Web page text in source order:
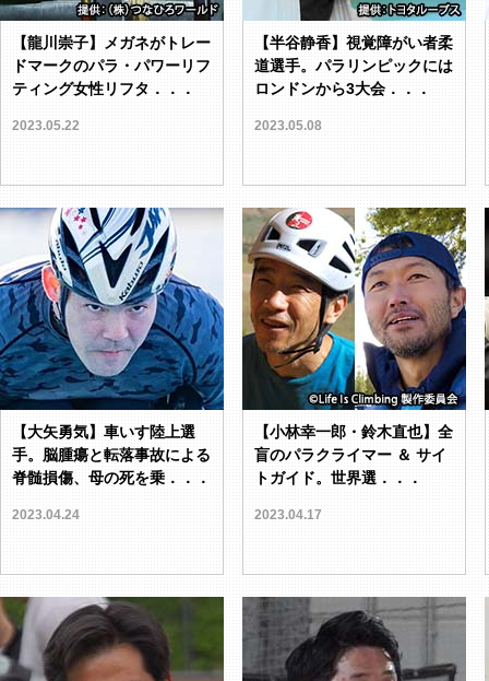
【龍川崇子】メガネがトレー
ドマークのパラ・パワーリフ
ティング女性リフタ．．．
2023.05.22
【半谷静香】視覚障がい者柔
道選手。パラリンピックには
ロンドンから3大会．．．
2023.05.08
【大矢勇気】車いす陸上選
手。脳腫瘍と転落事故による
脊髄損傷、母の死を乗．．．
2023.04.24
【小林幸一郎・鈴木直也】全
盲のパラクライマー ＆ サイ
トガイド。世界選．．．
2023.04.17